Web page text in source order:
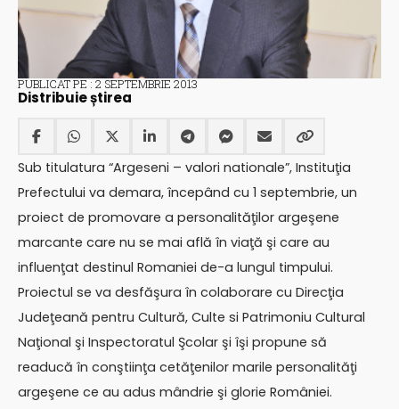
PUBLICAT PE : 2 SEPTEMBRIE 2013
Distribuie știrea
Sub titulatura “Argeseni – valori nationale”, Instituţia
Prefectului va demara, începând cu 1 septembrie, un
proiect de promovare a personalităţilor argeşene
marcante care nu se mai află în viaţă şi care au
influenţat destinul Romaniei de-a lungul timpului.
Proiectul se va desfăşura în colaborare cu Direcţia
Judeţeană pentru Cultură, Culte si Patrimoniu Cultural
Naţional şi Inspectoratul Şcolar şi îşi propune să
readucă în conştiinţa cetăţenilor marile personalităţi
argeşene ce au adus mândrie şi glorie României.